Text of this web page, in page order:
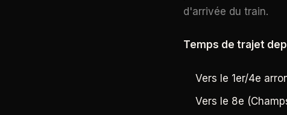
d'arrivée du train.
Temps de trajet
Vers le 1er/4e
Vers le 8e